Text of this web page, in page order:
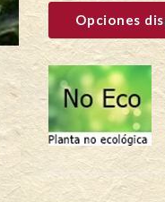
Opciones